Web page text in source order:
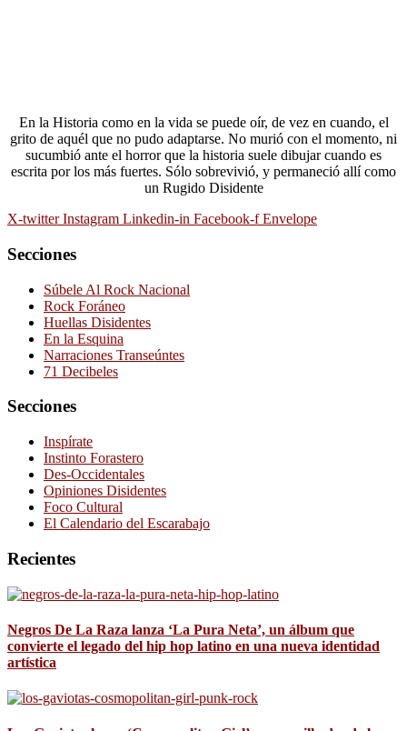
En la Historia como en la vida se puede oír, de vez en cuando, el
grito de aquél que no pudo adaptarse. No murió con el momento, ni
sucumbió ante el horror que la historia suele dibujar cuando es
escrita por los más fuertes. Sólo sobrevivió, y permaneció allí como
un Rugido Disidente
X-twitter Instagram Linkedin-in Facebook-f Envelope
Secciones
Súbele Al Rock Nacional
Rock Foráneo
Huellas Disidentes
En la Esquina
Narraciones Transeúntes
71 Decibeles
Secciones
Inspírate
Instinto Forastero
Des-Occidentales
Opiniones Disidentes
Foco Cultural
El Calendario del Escarabajo
Recientes
Negros De La Raza lanza ‘La Pura Neta’, un álbum que
convierte el legado del hip hop latino en una nueva identidad
artística